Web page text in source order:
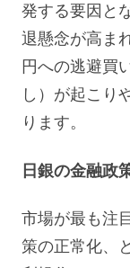
発する要因と
退懸念が高ま
円への逃避買
し）が起こり
ります。
日銀の金融政
市場が最も注
策の正常化、